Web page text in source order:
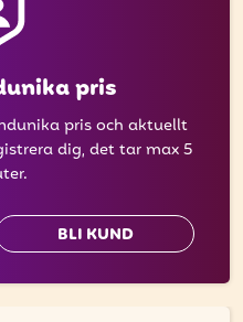
pris
pris och aktuellt
dig, det tar max 5
BLI KUND